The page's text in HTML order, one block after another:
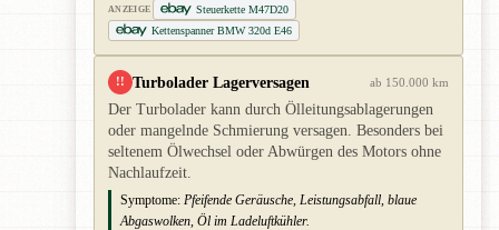
ANZEIGE
Steuerkette M47D20
Kettenspanner BMW 320d E46
!! Turbolader Lagerversagen ab 150.000 km
Der Turbolader kann durch Ölleitungsablagerungen
oder mangelnde Schmierung versagen. Besonders bei
seltenem Ölwechsel oder Abwürgen des Motors ohne
Nachlaufzeit.
Symptome: Pfeifende Geräusche, Leistungsabfall, blaue
Abgaswolken, Öl im Ladeluftkühler.